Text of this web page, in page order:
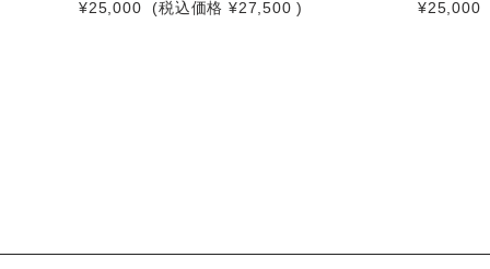
¥25,000 (税込価格 ¥27,500 ) ¥25,000